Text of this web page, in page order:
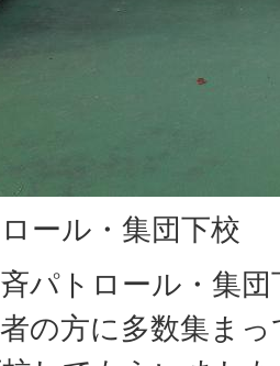
ール・集団下校
パトロール・集
の方に多数集ま